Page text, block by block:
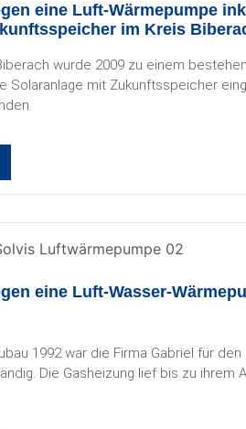
eine Luft-Wärmepumpe
im Kreis
wurde 2009 zu einem
Solaranlage mit Zukunftsspeicher
eine Luft-Wasser-
1992 war die Firma Gabriel für den
Die Gasheizung lief bis zu ihrem